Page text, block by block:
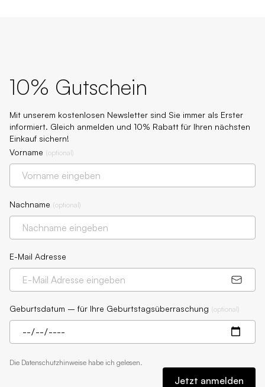
10% Gutschein
Mit unserem kostenlosen Newsletter sind Sie immer als Erster
informiert. Gleich anmelden und 10% Rabatt für Ihren nächsten
Einkauf sichern!
Vorname (optional)
Nachname (optional)
E-Mail Adresse
Geburtsdatum – für Ihre Geburtstagsüberraschung (optional)
Die Datenschutzhinweise habe ich gelesen.
Jetzt anmelden